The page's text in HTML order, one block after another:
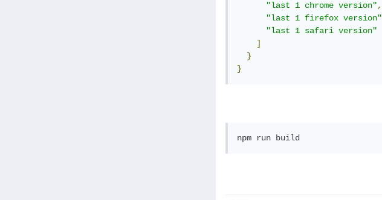
"last 1 chrome version",
"last 1 firefox version"
"last 1 safari version"
]
}
}
npm run build